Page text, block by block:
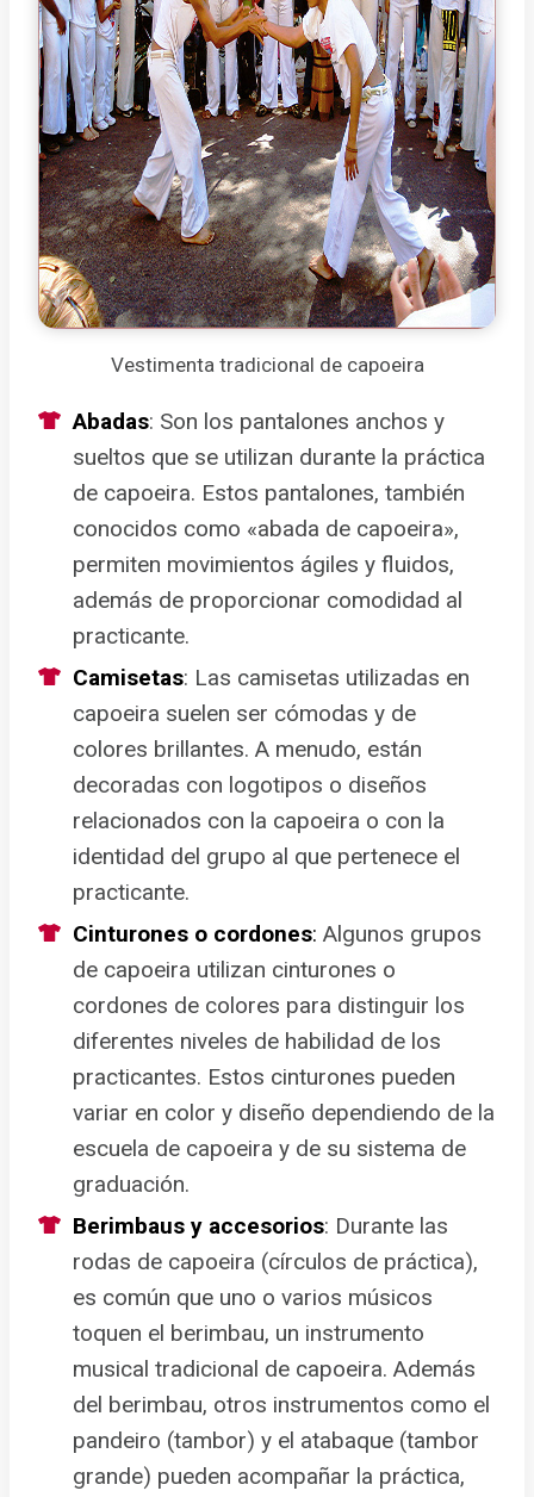
Vestimenta tradicional de capoeira
Abadas: Son los pantalones anchos y
sueltos que se utilizan durante la práctica
de capoeira. Estos pantalones, también
conocidos como «abada de capoeira»,
permiten movimientos ágiles y fluidos,
además de proporcionar comodidad al
practicante.
Camisetas: Las camisetas utilizadas en
capoeira suelen ser cómodas y de
colores brillantes. A menudo, están
decoradas con logotipos o diseños
relacionados con la capoeira o con la
identidad del grupo al que pertenece el
practicante.
Cinturones o cordones: Algunos grupos
de capoeira utilizan cinturones o
cordones de colores para distinguir los
diferentes niveles de habilidad de los
practicantes. Estos cinturones pueden
variar en color y diseño dependiendo de la
escuela de capoeira y de su sistema de
graduación.
Berimbaus y accesorios: Durante las
rodas de capoeira (círculos de práctica),
es común que uno o varios músicos
toquen el berimbau, un instrumento
musical tradicional de capoeira. Además
del berimbau, otros instrumentos como el
pandeiro (tambor) y el atabaque (tambor
grande) pueden acompañar la práctica,